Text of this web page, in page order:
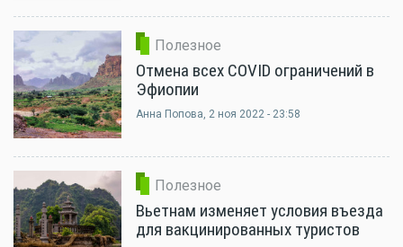
Полезное
Отмена всех COVID ограничений в
Эфиопии
Анна Попова, 2 ноя 2022 - 23:58
Полезное
Вьетнам изменяет условия въезда
для вакцинированных туристов